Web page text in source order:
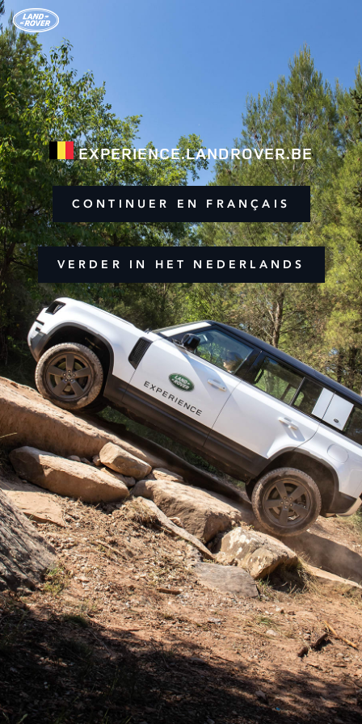
EXPERIENCE.LANDROVER.BE
CONTINUER EN FRANÇAIS
VERDER IN HET NEDERLANDS